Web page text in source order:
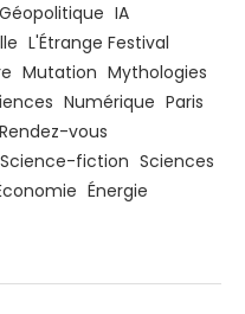
Géopolitique IA
L'Étrange Festival
Mutation Mythologies
Numérique Paris
Rendez-vous
Science-fiction Sciences
Énergie